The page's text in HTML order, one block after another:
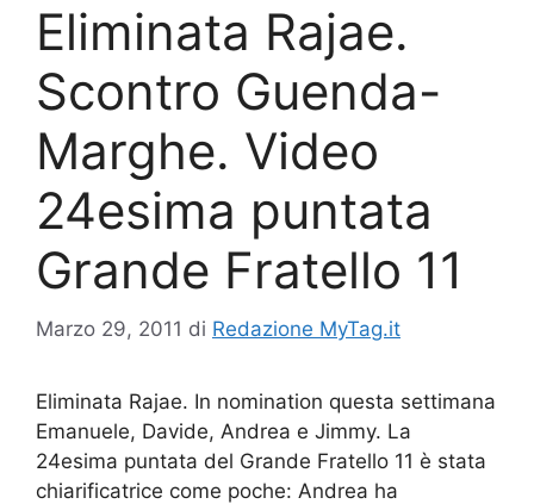
Eliminata Rajae.
Scontro Guenda-
Marghe. Video
24esima puntata
Grande Fratello 11
Marzo 29, 2011 di Redazione MyTag.it
Eliminata Rajae. In nomination questa settimana
Emanuele, Davide, Andrea e Jimmy. La
24esima puntata del Grande Fratello 11 è stata
chiarificatrice come poche: Andrea ha